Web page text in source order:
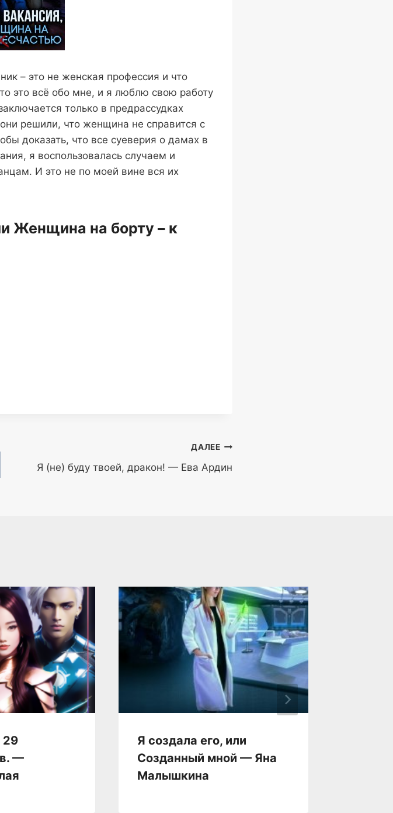
– это не женская профессия и что
это всё обо мне, и я люблю свою работу
только в предрассудках
решили, что женщина не справится с
доказать, что все суеверия о дамах в
я воспользовалась случаем и
И это не по моей вине вся их
Женщина на борту – к
ДАЛЕЕ
Я (не) буду твоей, дракон! — Ева Ардин
29
—
Я создала его, или
Созданный мной — Яна
Малышкина